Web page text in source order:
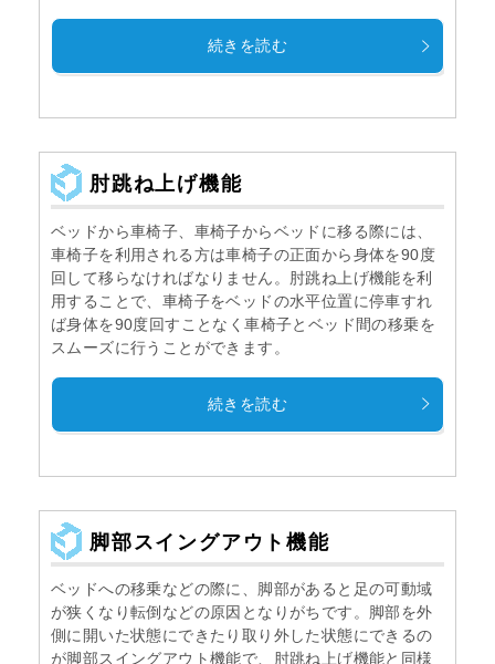
続きを読む
肘跳ね上げ機能
ベッドから車椅子、車椅子からベッドに移る際には、
車椅子を利用される方は車椅子の正面から身体を90度
回して移らなければなりません。肘跳ね上げ機能を利
用することで、車椅子をベッドの水平位置に停車すれ
ば身体を90度回すことなく車椅子とベッド間の移乗を
スムーズに行うことができます。
続きを読む
脚部スイングアウト機能
ベッドへの移乗などの際に、脚部があると足の可動域
が狭くなり転倒などの原因となりがちです。脚部を外
側に開いた状態にできたり取り外した状態にできるの
が脚部スイングアウト機能で、肘跳ね上げ機能と同様